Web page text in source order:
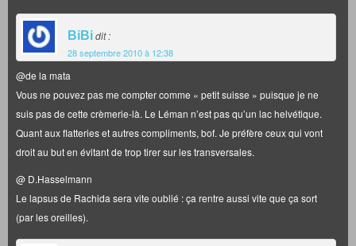
BiBidit :
28 septembre 2010 à 12:38
@de la mata
Vous ne pouvez pas me compter comme « petit suisse » puisque je ne
suis pas de cette crèmerie-là. Le Léman n’est pas qu’un lac helvétique.
Quant aux flatteries et autres compliments, bof. Je préfère ceux qui vont
droit au but en évitant de trop tirer sur les transversales.
@ D.Hasselmann
Le lapsus de Rachida sera vite oublié : ça rentre aussi vite que ça sort
(par les oreilles).